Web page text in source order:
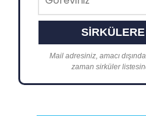
Mail adresiniz, amacı
zaman sirküler